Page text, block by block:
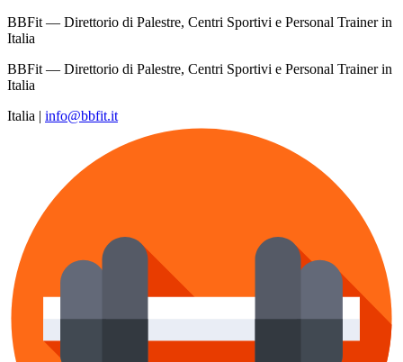
BBFit — Direttorio di Palestre, Centri Sportivi e Personal Trainer in
Italia
BBFit — Direttorio di Palestre, Centri Sportivi e Personal Trainer in
Italia
Italia | info@bbfit.it